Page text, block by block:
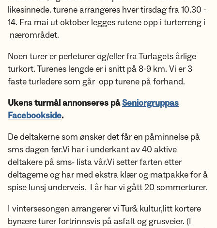
likesinnede. turene arrangeres hver tirsdag fra 10.30 -
14. Fra mai ut oktober legges rutene opp i turterreng i
nærområdet.
Noen turer er perleturer og/eller fra Turlagets årlige
turkort. Turenes lengde er i snitt på 8-9 km. Vi er 3
faste turledere som går opp turene på forhand.
Ukens turmål annonseres påSeniorgruppas
Facebookside.
De deltakerne som ønsker det får en påminnelse på
sms dagen før.Vi har i underkant av 40 aktive
deltakere på sms- lista vår.Vi setter farten etter
deltagerne og har med ekstra klær og matpakke for å
spise lunsj underveis. I år har vi gått 20 sommerturer.
I vintersesongen arrangerer vi Tur& kultur,litt kortere
bynære turer fortrinnsvis på asfalt og grusveier. (I